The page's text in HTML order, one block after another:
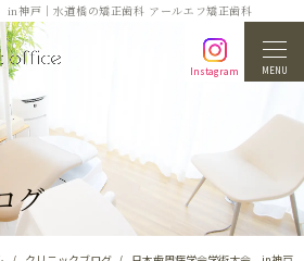
神戸｜水道橋の矯正歯科 アールエフ矯正歯科
Instagram MENU
グ